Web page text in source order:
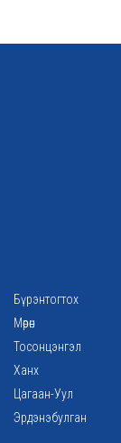
Бүрэнтогтох
Мөрөн
Тосонцэнгэл
Ханх
Цагаан-Уул
Эрдэнэбулган